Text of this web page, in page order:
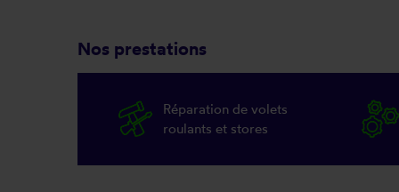
Nos prestations
Réparation de volets
roulants et stores